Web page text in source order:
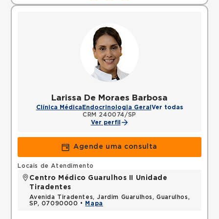
Larissa De Moraes Barbosa
Clínica Médica Endocrinologia Geral Ver todas
CRM 240074/SP
Ver perfil
Agende uma consulta
Locais de Atendimento
Centro Médico Guarulhos II Unidade
Tiradentes
Avenida Tiradentes, Jardim Guarulhos, Guarulhos,
SP, 07090000 •
Mapa